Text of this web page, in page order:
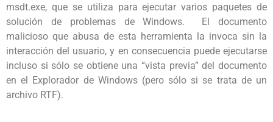
msdt.exe, que se utiliza para ejecutar varios paquetes de
solución de problemas de Windows. El documento
malicioso que abusa de esta herramienta la invoca sin la
interacción del usuario, y en consecuencia puede ejecutarse
incluso si sólo se obtiene una “vista previa” del documento
en el Explorador de Windows (pero sólo si se trata de un
archivo RTF).